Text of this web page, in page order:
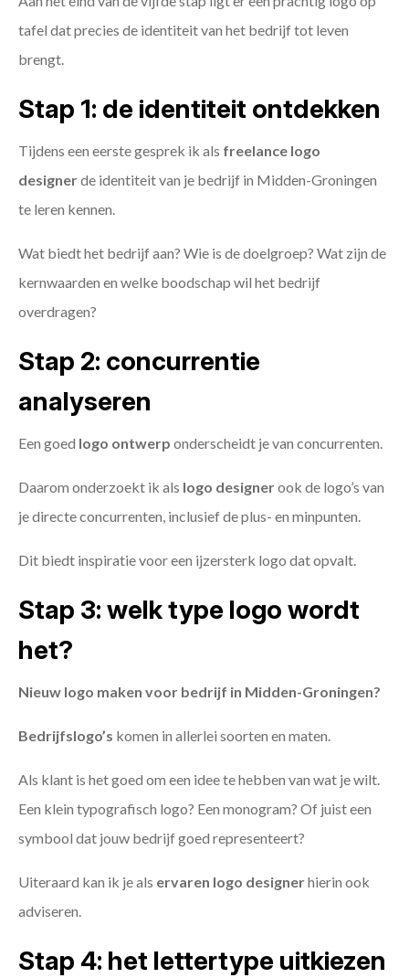
tafel dat precies de identiteit van het bedrijf tot leven
brengt.
Stap 1: de identiteit ontdekken
Tijdens een eerste gesprek ik als freelance logo
designerde identiteit van je bedrijf in Midden-Groningen
te leren kennen.
Wat biedt het bedrijf aan? Wie is de doelgroep? Wat zijn de
kernwaarden en welke boodschap wil het bedrijf
overdragen?
Stap 2: concurrentie
analyseren
Een goed logo ontwerp onderscheidt je van concurrenten.
Daarom onderzoekt ik als logo designerook de logo’s van
je directe concurrenten, inclusief de plus- en minpunten.
Dit biedt inspiratie voor een ijzersterk logo dat opvalt.
Stap 3: welk type logo wordt
het?
Nieuw logo maken voor bedrijf in Midden-Groningen?
Bedrijfslogo’s komen in allerlei soorten en maten.
Als klant is het goed om een idee te hebben van wat je wilt.
Een klein typografisch logo? Een monogram? Of juist een
symbool dat jouw bedrijf goed representeert?
Uiteraard kan ik je als ervaren logo designerhierin ook
adviseren.
Stap 4: het lettertype uitkiezen